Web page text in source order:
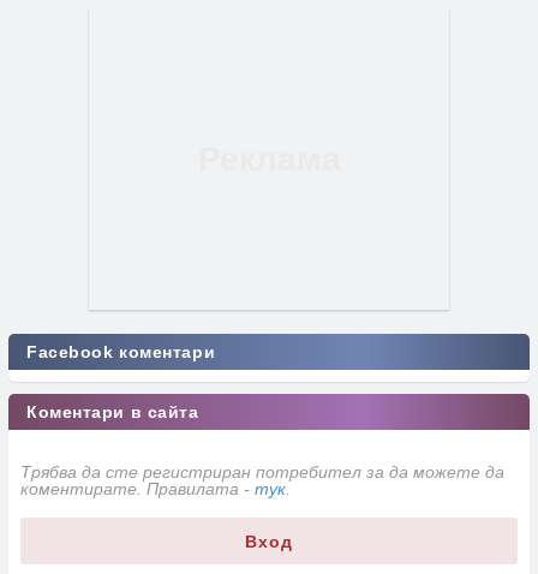
Facebook коментари
Коментари в сайта
Трябва да сте регистриран потребител за да можете да
коментирате. Правилата - тук
Вход